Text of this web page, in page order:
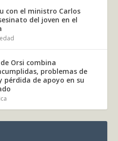
con el ministro Carlos
del joven en el
Orsi combina
problemas de
pérdida de apoyo en su